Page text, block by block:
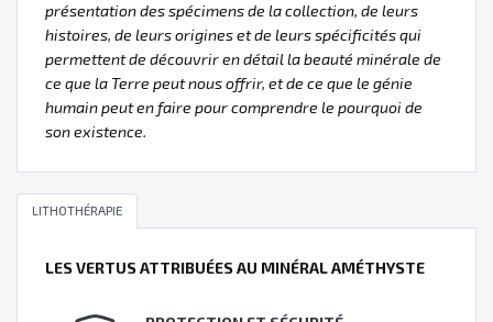
présentation des spécimens de la collection, de leurs
histoires, de leurs origines et de leurs spécificités qui
permettent de découvrir en détail la beauté minérale de
ce que la Terre peut nous offrir, et de ce que le génie
humain peut en faire pour comprendre le pourquoi de
son existence.
LITHOTHÉRAPIE
LES VERTUS ATTRIBUÉES AU MINÉRAL AMÉTHYSTE